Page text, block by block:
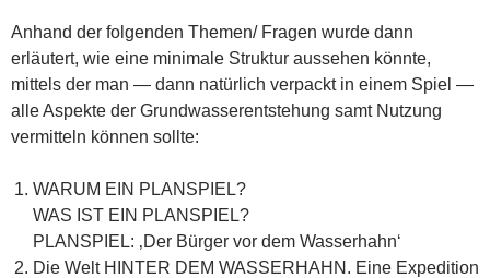
Anhand der folgenden Themen/ Fragen wurde dann
erläutert, wie eine minimale Struktur aussehen könnte,
mittels der man — dann natürlich verpackt in einem Spiel —
alle Aspekte der Grundwasserentstehung samt Nutzung
vermitteln können sollte:
WARUM EIN PLANSPIEL?
WAS IST EIN PLANSPIEL?
PLANSPIEL: ‚Der Bürger vor dem Wasserhahn‘
Die Welt HINTER DEM WASSERHAHN. Eine Expedition